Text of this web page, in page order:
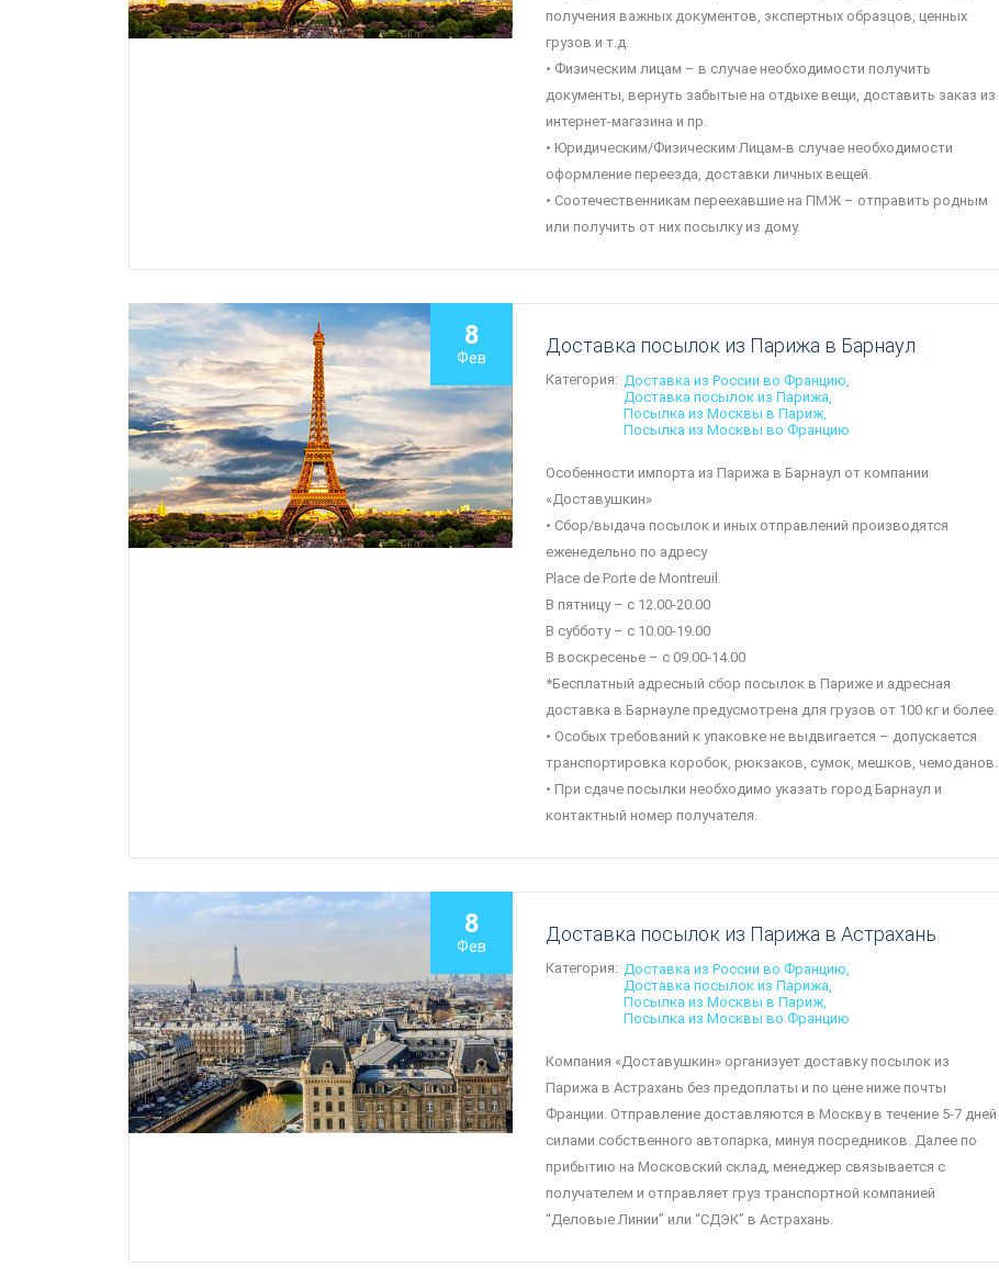
получения важных документов, экспертных образцов, ценных
грузов и т.д.
• Физическим лицам – в случае необходимости получить
документы, вернуть забытые на отдыхе вещи, доставить заказ из
интернет-магазина и пр.
• Юридическим/Физическим Лицам-в случае необходимости
оформление переезда, доставки личных вещей.
• Соотечественникам переехавшие на ПМЖ – отправить родным
или получить от них посылку из дому.
8
Фев
Доставка посылок из Парижа в Барнаул
Категория: Доставка из России во Францию
Доставка посылок из Парижа
Посылка из Москвы в Париж
Посылка из Москвы во Францию
Особенности импорта из Парижа в Барнаул от компании
«Доставушкин»
• Сбор/выдача посылок и иных отправлений производятся
еженедельно по адресу
Place de Porte de Montreuil.
В пятницу – с 12.00-20.00
В субботу – с 10.00-19.00
В воскресенье – с 09.00-14.00
*Бесплатный адресный сбор посылок в Париже и адресная
доставка в Барнауле предусмотрена для грузов от 100 кг и более.
• Особых требований к упаковке не выдвигается – допускается
транспортировка коробок, рюкзаков, сумок, мешков, чемоданов.
• При сдаче посылки необходимо указать город Барнаул и
контактный номер получателя.
8
Фев
Доставка посылок из Парижа в Астрахань
Категория: Доставка из России во Францию
Доставка посылок из Парижа
Посылка из Москвы в Париж
Посылка из Москвы во Францию
Компания «Доставушкин» организует доставку посылок из
Парижа в Астрахань без предоплаты и по цене ниже почты
Франции. Отправление доставляются в Москву в течение 5-7 дней
силами собственного автопарка, минуя посредников. Далее по
прибытию на Московский склад, менеджер связывается с
получателем и отправляет груз транспортной компанией
“Деловые Линии” или “СДЭК” в Астрахань.